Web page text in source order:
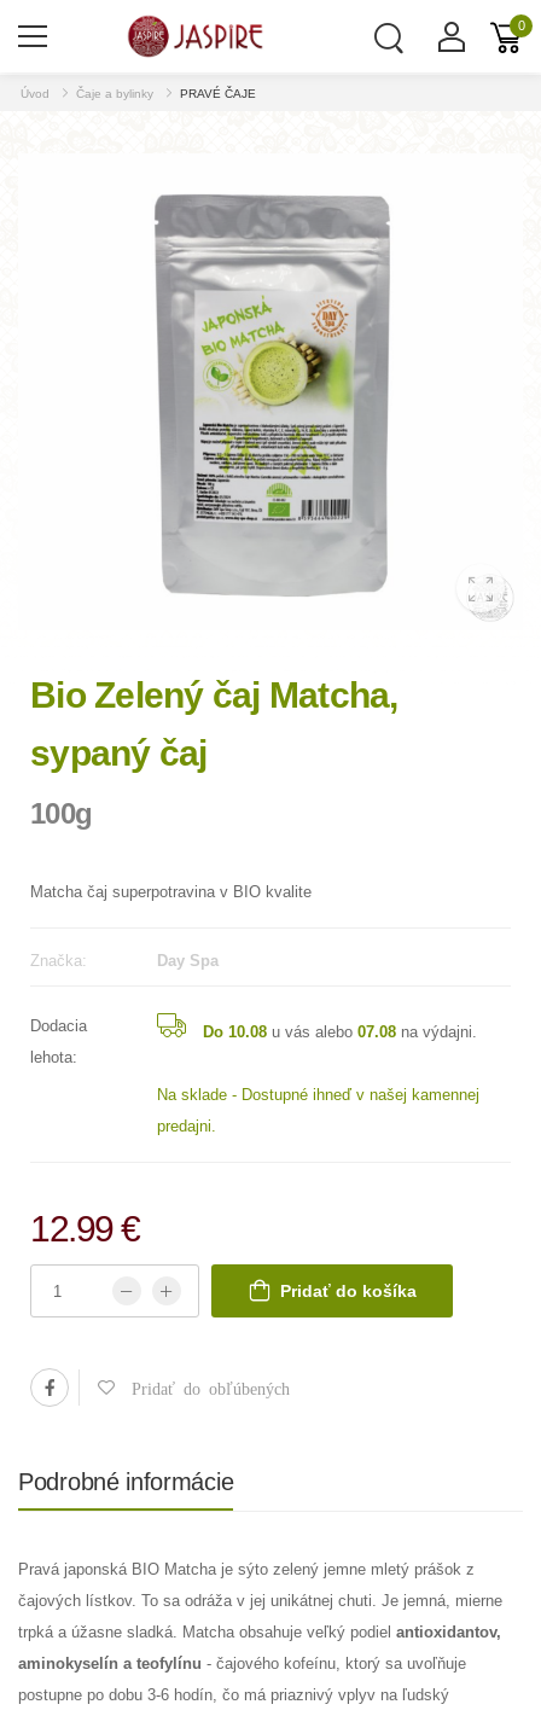
0
Úvod Čaje a bylinky PRAVÉ ČAJE
Bio Zelený čaj Matcha,
sypaný čaj
100g
Matcha čaj superpotravina v BIO kvalite
Značka: Day Spa
Dodacia
lehota:
Do 10.08u vás alebo 07.08na výdajni.
Na sklade - Dostupné ihneď v našej kamennej
predajni.
12.99 €
Pridať do košíka
Pridať do obľúbených
Podrobné informácie
Pravá japonská BIO Matcha je sýto zelený jemne mletý prášok z
čajových lístkov. To sa odráža v jej unikátnej chuti. Je jemná, mierne
trpká a úžasne sladká. Matcha obsahuje veľký podiel antioxidantov,
aminokyselín a teofylínu - čajového kofeínu, ktorý sa uvoľňuje
postupne po dobu 3-6 hodín, čo má priaznivý vplyv na ľudský